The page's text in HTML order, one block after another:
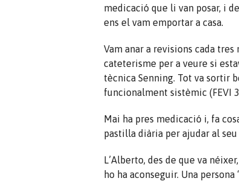
medicació que li van posar, i
ens el vam emportar a casa.
Vam anar a revisions cada
cateterisme per a veure si
tècnica Senning. Tot va sortir
funcionalment sistèmic (FEVI
Mai ha pres medicació i, fa
pastilla diària per ajudar al
L’Alberto, des de que va
ho ha aconseguir. Una